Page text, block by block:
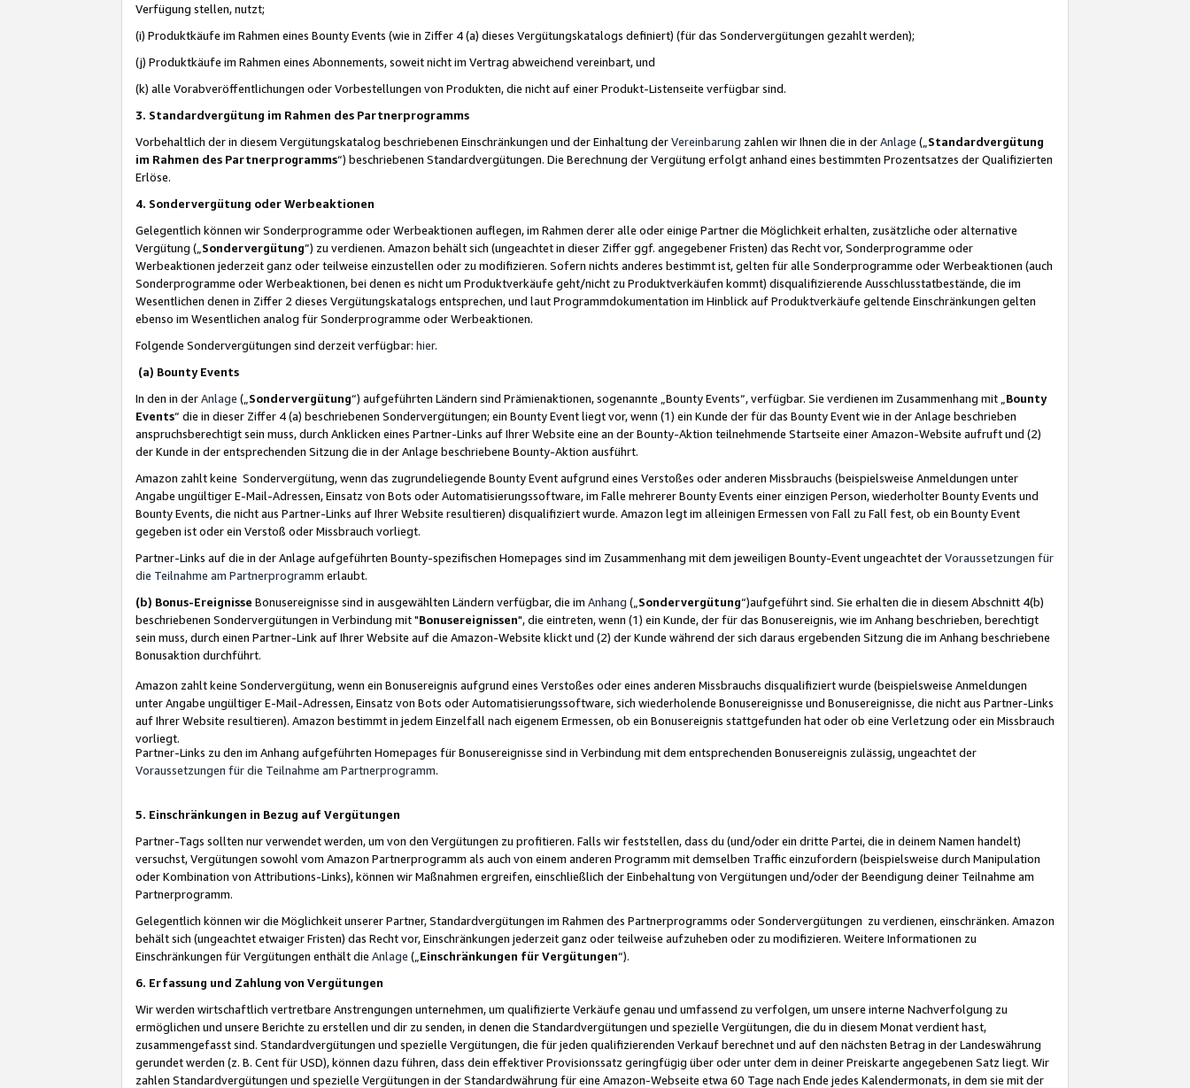
Verfügung stellen, nutzt;
(i) Produktkäufe im Rahmen eines Bounty Events (wie in Ziffer 4 (a) dieses Vergütungskatalogs definiert) (für das Sondervergütungen gezahlt werden);
(j) Produktkäufe im Rahmen eines Abonnements, soweit nicht im Vertrag abweichend vereinbart, und
(k) alle Vorabveröffentlichungen oder Vorbestellungen von Produkten, die nicht auf einer Produkt-Listenseite verfügbar sind.
3. Standardvergütung im Rahmen des Partnerprogramms
Vorbehaltlich der in diesem Vergütungskatalog beschriebenen Einschränkungen und der Einhaltung derVereinbarung zahlen wir Ihnen die in derAnlage („ Standardvergütung
im Rahmen des Partnerprogramms“) beschriebenen Standardvergütungen. Die Berechnung der Vergütung erfolgt anhand eines bestimmten Prozentsatzes der Qualifizierten
Erlöse.
4. Sondervergütung oder Werbeaktionen
Gelegentlich können wir Sonderprogramme oder Werbeaktionen auflegen, im Rahmen derer alle oder einige Partner die Möglichkeit erhalten, zusätzliche oder alternative
Vergütung („ Sondervergütung”) zu verdienen. Amazon behält sich (ungeachtet in dieser Ziffer ggf. angegebener Fristen) das Recht vor, Sonderprogramme oder
Werbeaktionen jederzeit ganz oder teilweise einzustellen oder zu modifizieren. Sofern nichts anderes bestimmt ist, gelten für alle Sonderprogramme oder Werbeaktionen (auch
Sonderprogramme oder Werbeaktionen, bei denen es nicht um Produktverkäufe geht/nicht zu Produktverkäufen kommt) disqualifizierende Ausschlusstatbestände, die im
Wesentlichen denen in Ziffer 2 dieses Vergütungskatalogs entsprechen, und laut Programmdokumentation im Hinblick auf Produktverkäufe geltende Einschränkungen gelten
ebenso im Wesentlichen analog für Sonderprogramme oder Werbeaktionen.
Folgende Sondervergütungen sind derzeit verfügbar: hier.
(a) Bounty Events
In den in derAnlage („ Sondervergütung“) aufgeführten Ländern sind Prämienaktionen, sogenannte „Bounty Events“, verfügbar. Sie verdienen im Zusammenhang mit „ Bounty
Events“ die in dieser Ziffer 4 (a) beschriebenen Sondervergütungen; ein Bounty Event liegt vor, wenn (1) ein Kunde der für das Bounty Event wie in der Anlage beschrieben
anspruchsberechtigt sein muss, durch Anklicken eines Partner-Links auf Ihrer Website eine an der Bounty-Aktion teilnehmende Startseite einer Amazon-Website aufruft und (2)
der Kunde in der entsprechenden Sitzung die in der Anlage beschriebene Bounty-Aktion ausführt.
Amazon zahlt keine Sondervergütung, wenn das zugrundeliegende Bounty Event aufgrund eines Verstoßes oder anderen Missbrauchs (beispielsweise Anmeldungen unter
Angabe ungültiger E-Mail-Adressen, Einsatz von Bots oder Automatisierungssoftware, im Falle mehrerer Bounty Events einer einzigen Person, wiederholter Bounty Events und
Bounty Events, die nicht aus Partner-Links auf Ihrer Website resultieren) disqualifiziert wurde. Amazon legt im alleinigen Ermessen von Fall zu Fall fest, ob ein Bounty Event
gegeben ist oder ein Verstoß oder Missbrauch vorliegt.
Partner-Links auf die in der Anlage aufgeführten Bounty-spezifischen Homepages sind im Zusammenhang mit dem jeweiligen Bounty-Event ungeachtet derVoraussetzungen für
die Teilnahme am Partnerprogramm erlaubt.
(b) Bonus-Ereignisse Bonusereignisse sind in ausgewählten Ländern verfügbar, die im Anhang („ Sondervergütung“)aufgeführt sind. Sie erhalten die in diesem Abschnitt 4(b)
beschriebenen Sondervergütungen in Verbindung mit "Bonusereignissen", die eintreten, wenn (1) ein Kunde, der für das Bonusereignis, wie im Anhang beschrieben, berechtigt
sein muss, durch einen Partner-Link auf Ihrer Website auf die Amazon-Website klickt und (2) der Kunde während der sich daraus ergebenden Sitzung die im Anhang beschriebene
Bonusaktion durchführt.
Amazon zahlt keine Sondervergütung, wenn ein Bonusereignis aufgrund eines Verstoßes oder eines anderen Missbrauchs disqualifiziert wurde (beispielsweise Anmeldungen
unter Angabe ungültiger E-Mail-Adressen, Einsatz von Bots oder Automatisierungssoftware, sich wiederholende Bonusereignisse und Bonusereignisse, die nicht aus Partner-Links
auf Ihrer Website resultieren). Amazon bestimmt in jedem Einzelfall nach eigenem Ermessen, ob ein Bonusereignis stattgefunden hat oder ob eine Verletzung oder ein Missbrauch
vorliegt.
Partner-Links zu den im Anhang aufgeführten Homepages für Bonusereignisse sind in Verbindung mit dem entsprechenden Bonusereignis zulässig, ungeachtet der
Voraussetzungen für die Teilnahme am Partnerprogramm.
5. Einschränkungen in Bezug auf Vergütungen
Partner-Tags sollten nur verwendet werden, um von den Vergütungen zu profitieren. Falls wir feststellen, dass du (und/oder ein dritte Partei, die in deinem Namen handelt)
versuchst, Vergütungen sowohl vom Amazon Partnerprogramm als auch von einem anderen Programm mit demselben Traffic einzufordern (beispielsweise durch Manipulation
oder Kombination von Attributions-Links), können wir Maßnahmen ergreifen, einschließlich der Einbehaltung von Vergütungen und/oder der Beendigung deiner Teilnahme am
Partnerprogramm.
Gelegentlich können wir die Möglichkeit unserer Partner, Standardvergütungen im Rahmen des Partnerprogramms oder Sondervergütungen zu verdienen, einschränken. Amazon
behält sich (ungeachtet etwaiger Fristen) das Recht vor, Einschränkungen jederzeit ganz oder teilweise aufzuheben oder zu modifizieren. Weitere Informationen zu
Einschränkungen für Vergütungen enthält die Anlage („ Einschränkungen für Vergütungen“).
6. Erfassung und Zahlung von Vergütungen
Wir werden wirtschaftlich vertretbare Anstrengungen unternehmen, um qualifizierte Verkäufe genau und umfassend zu verfolgen, um unsere interne Nachverfolgung zu
ermöglichen und unsere Berichte zu erstellen und dir zu senden, in denen die Standardvergütungen und spezielle Vergütungen, die du in diesem Monat verdient hast,
zusammengefasst sind. Standardvergütungen und spezielle Vergütungen, die für jeden qualifizierenden Verkauf berechnet und auf den nächsten Betrag in der Landeswährung
gerundet werden (z. B. Cent für USD), können dazu führen, dass dein effektiver Provisionssatz geringfügig über oder unter dem in deiner Preiskarte angegebenen Satz liegt. Wir
zahlen Standardvergütungen und spezielle Vergütungen in der Standardwährung für eine Amazon-Webseite etwa 60 Tage nach Ende jedes Kalendermonats, in dem sie mit der